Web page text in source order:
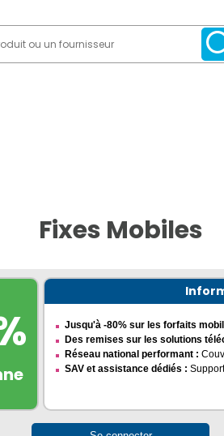
Fixes Mobiles
Jusqu'à -80% sur les forfaits
Des remises sur les solutions
Réseau national performant :
SAV et assistance dédiés :